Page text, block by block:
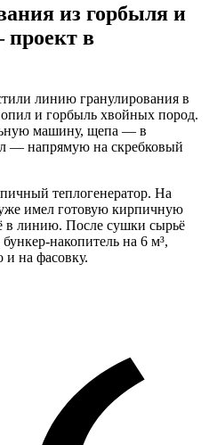
из горбыля и
проект в
линию гранулирования в
и горбыль хвойных пород.
машину, щепа — в
— напрямую на скребковый
теплогенератор. На
имел готовую кирпичную
в линию. После сушки сырьё
накопитель на 6 м³,
и на фасовку.